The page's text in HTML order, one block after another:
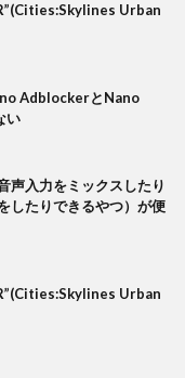
Urban
AdblockerとNano
い
声入力をミックスしたり
したりできるやつ）が便
Urban